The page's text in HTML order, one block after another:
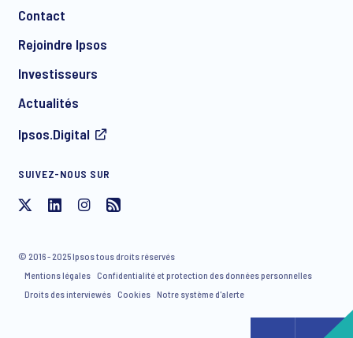
J'accepte de recevoir par e-mail des communications
avez la possibilité de vous désinscrire de notre liste de
diffusion à tout moment.
Contact
Rejoindre Ipsos
Investisseurs
Actualités
Ipsos.Digital
SUIVEZ-NOUS SUR
© 2016 - 2025 Ipsos tous droits réservés
Mentions légales Confidentialité et protection des données personnelles
Droits des interviewés Cookies Notre système d'alerte